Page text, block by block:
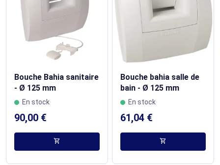
Bouche Bahia sanitaire
- Ø 125 mm
En stock
90,00 €
shopping_cart
Bouche bahia salle de
bain - Ø 125 mm
En stock
61,04 €
shopping_cart